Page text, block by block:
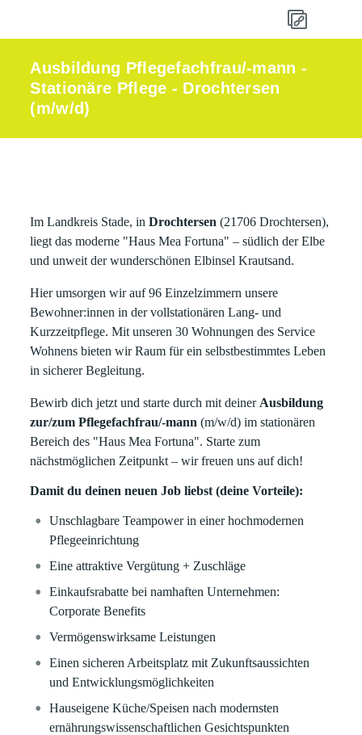
Ausbildung Pflegefachfrau/-mann -
Stationäre Pflege - Drochtersen
(m/w/d)
Im Landkreis Stade, inDrochtersen (21706 Drochtersen),
liegt das moderne "Haus Mea Fortuna" – südlich der Elbe
und unweit der wunderschönen Elbinsel Krautsand.
Hier umsorgen wir auf 96 Einzelzimmern unsere
Bewohner:innen in der vollstationären Lang- und
Kurzzeitpflege. Mit unseren 30 Wohnungen des Service
Wohnens bieten wir Raum für ein selbstbestimmtes Leben
in sicherer Begleitung.
Bewirb dich jetzt und starte durch mit deiner Ausbildung
zur/zum Pflegefachfrau/-mann(m/w/d) im stationären
Bereich des "Haus Mea Fortuna". Starte zum
nächstmöglichen Zeitpunkt – wir freuen uns auf dich!
Damit du deinen neuen Job liebst (deine Vorteile):
Unschlagbare Teampower in einer hochmodernen
Pflegeeinrichtung
Eine attraktive Vergütung + Zuschläge
Einkaufsrabatte bei namhaften Unternehmen:
Corporate Benefits
Vermögenswirksame Leistungen
Einen sicheren Arbeitsplatz mit Zukunftsaussichten
und Entwicklungsmöglichkeiten
Hauseigene Küche/Speisen nach modernsten
ernährungswissenschaftlichen Gesichtspunkten